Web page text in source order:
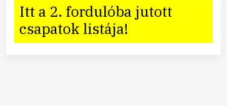
Itt a 2. fordulóba jutott
csapatok listája!